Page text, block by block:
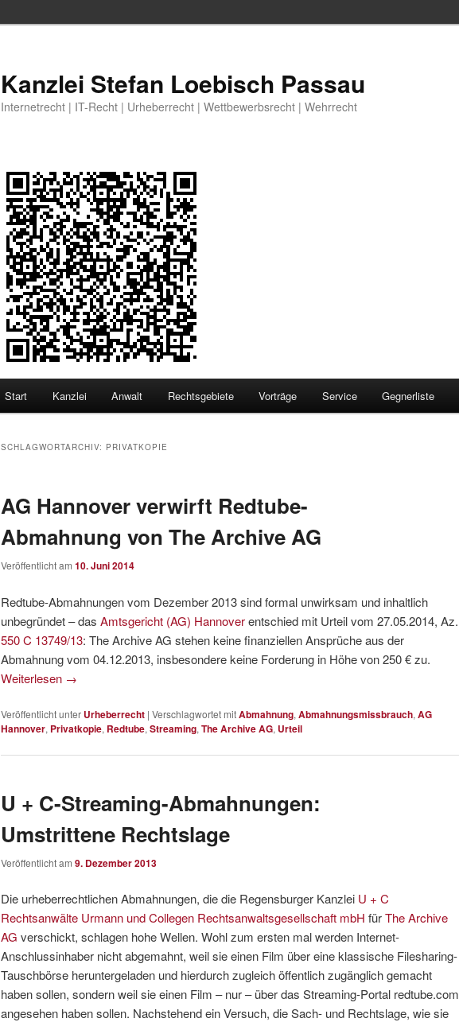
Kanzlei Stefan Loebisch Passau
Internetrecht | IT-Recht | Urheberrecht | Wettbewerbsrecht | Wehrrecht
Start Kanzlei Anwalt Rechtsgebiete Vorträge Service Gegnerliste
SCHLAGWORTARCHIV: PRIVATKOPIE
AG Hannover verwirft Redtube-
Abmahnung von The Archive AG
Veröffentlicht am 10. Juni 2014
Redtube-Abmahnungen vom Dezember 2013 sind formal unwirksam und inhaltlich
unbegründet – das Amtsgericht (AG) Hannoverentschied mit Urteil vom 27.05.2014, Az.
550 C 13749/13: The Archive AG stehen keine finanziellen Ansprüche aus der
Abmahnung vom 04.12.2013, insbesondere keine Forderung in Höhe von 250 € zu.
Weiterlesen →
Veröffentlicht unter Urheberrecht | Verschlagwortet mitAbmahnung, Abmahnungsmissbrauch, AG
Hannover, Privatkopie, Redtube, Streaming, The Archive AG, Urteil
U + C-Streaming-Abmahnungen:
Umstrittene Rechtslage
Veröffentlicht am 9. Dezember 2013
Die urheberrechtlichen Abmahnungen, die die Regensburger Kanzlei U + C
Rechtsanwälte Urmann und Collegen Rechtsanwaltsgesellschaft mbH fürThe Archive
AG verschickt, schlagen hohe Wellen. Wohl zum ersten mal werden Internet-
Anschlussinhaber nicht abgemahnt, weil sie einen Film über eine klassische Filesharing-
Tauschbörse heruntergeladen und hierdurch zugleich öffentlich zugänglich gemacht
haben sollen, sondern weil sie einen Film – nur – über das Streaming-Portal redtube.com
angesehen haben sollen. Nachstehend ein Versuch, die Sach- und Rechtslage, wie sie